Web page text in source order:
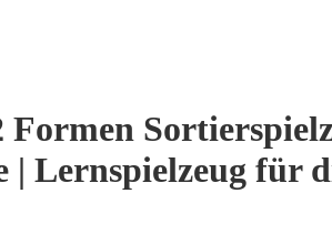
| Lernspielzeug für